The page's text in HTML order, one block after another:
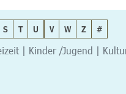
S T U V W Z #
| Kinder /Jugend |